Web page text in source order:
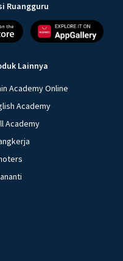
Ruangguru
Lainnya
Academy Online
Academy
Academy